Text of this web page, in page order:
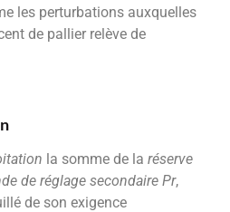
les perturbations auxquelles
de pallier relève de
la somme de la réserve
de réglage secondaire Pr,
de son exigence